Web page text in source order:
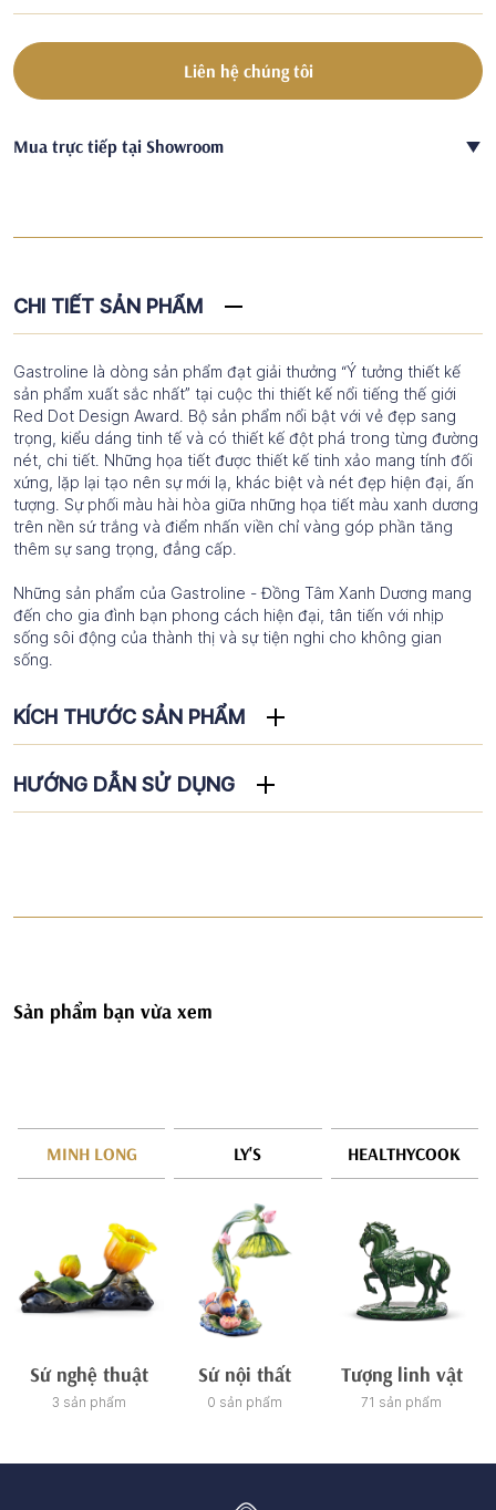
Liên hệ chúng tôi
Mua trực tiếp tại Showroom
CHI TIẾT SẢN PHẨM
Gastroline là dòng sản phẩm đạt giải thưởng “Ý tưởng thiết kế
sản phẩm xuất sắc nhất” tại cuộc thi thiết kế nổi tiếng thế giới
Red Dot Design Award. Bộ sản phẩm nổi bật với vẻ đẹp sang
trọng, kiểu dáng tinh tế và có thiết kế đột phá trong từng đường
nét, chi tiết. Những họa tiết được thiết kế tinh xảo mang tính đối
xứng, lặp lại tạo nên sự mới lạ, khác biệt và nét đẹp hiện đại, ấn
tượng. Sự phối màu hài hòa giữa những họa tiết màu xanh dương
trên nền sứ trắng và điểm nhấn viền chỉ vàng góp phần tăng
thêm sự sang trọng, đẳng cấp.
Những sản phẩm của Gastroline - Đồng Tâm Xanh Dương mang
đến cho gia đình bạn phong cách hiện đại, tân tiến với nhịp
sống sôi động của thành thị và sự tiện nghi cho không gian
sống.
KÍCH THƯỚC SẢN PHẨM
HƯỚNG DẪN SỬ DỤNG
Sản phẩm bạn vừa xem
MINH LONG LY'S HEALTHYCOOK
Sứ nghệ thuật
3 sản phẩm
Sứ nội thất
0 sản phẩm
Tượng linh vật
71 sản phẩm